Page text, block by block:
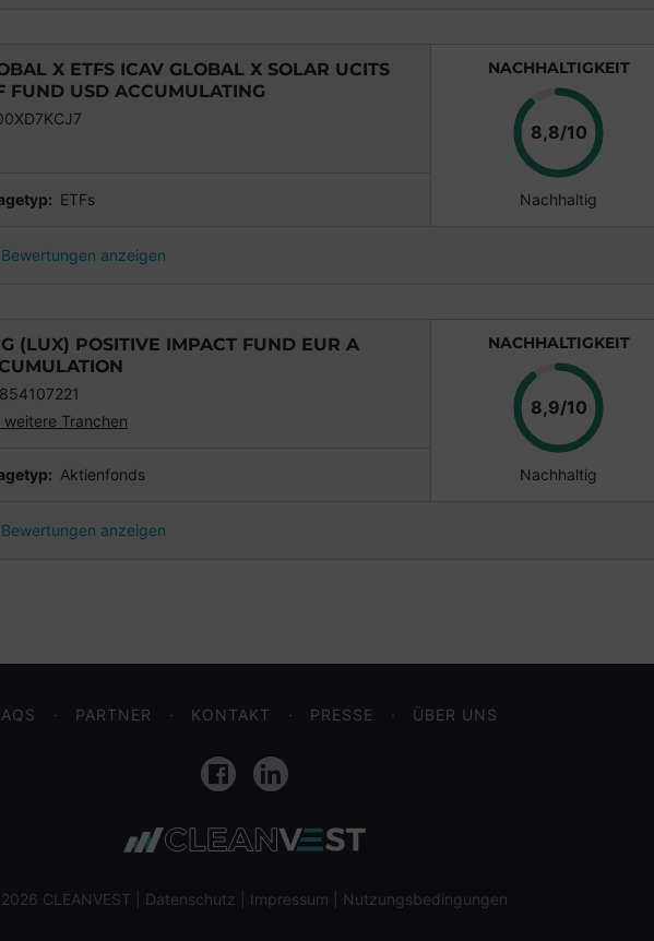
X ETFS ICAV GLOBAL X SOLAR UCITS
FUND USD ACCUMULATING
ETFs
NACHHALTIGKEIT
8,8/10Punkte
Nachhaltig
Bewertungen anzeigen
(LUX) POSITIVE IMPACT FUND EUR A
weitere Tranchen
Aktienfonds
NACHHALTIGKEIT
8,9/10Punkte
Nachhaltig
Bewertungen anzeigen
PARTNER KONTAKT PRESSE ÜBER UNS
FacebookLinkedIn
CLEANVEST | Datenschutz Impressum Nutzungsbedingungen